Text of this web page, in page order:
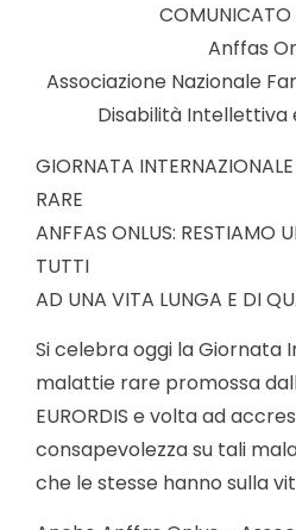
COMUNICATO
Anffas
Associazione Nazionale
Disabilità Intellettiva
GIORNATA
RARE
ANFFAS ONLUS: RESTIAMO
TUTTI
AD UNA VITA LUNGA E DI
Si celebra oggi la Giornata
malattie rare promossa
EURORDIS e volta ad
consapevolezza su tali
che le stesse hanno sulla